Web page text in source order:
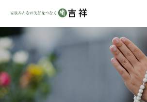
商品ラインナップ
墓地・霊園を探す